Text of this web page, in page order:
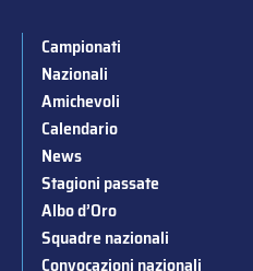
Campionati
Nazionali
Amichevoli
Calendario
News
Stagioni passate
Albo d’Oro
Squadre nazionali
Convocazioni nazionali